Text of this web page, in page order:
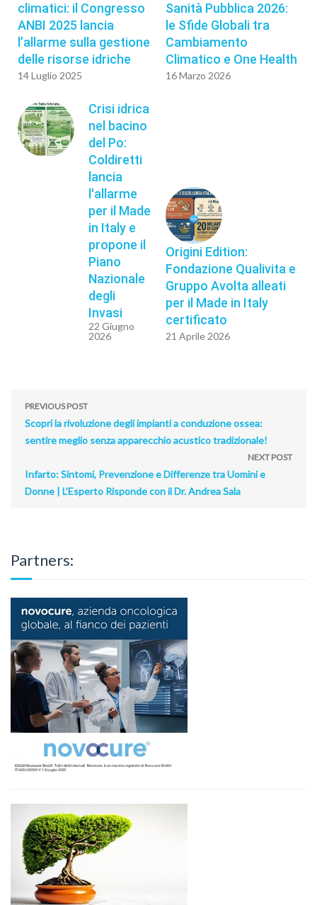
climatici: il Congresso
ANBI 2025 lancia
l’allarme sulla gestione
delle risorse idriche
14 Luglio 2025
Sanità Pubblica 2026:
le Sfide Globali tra
Cambiamento
Climatico e One Health
16 Marzo 2026
Crisi idrica
nel bacino
del Po:
Coldiretti
lancia
l'allarme
per il Made
in Italy e
propone il
Piano
Nazionale
degli
Invasi
22 Giugno
2026
Origini Edition:
Fondazione Qualivita e
Gruppo Avolta alleati
per il Made in Italy
certificato
21 Aprile 2026
PREVIOUS POST
Scopri la rivoluzione degli impianti a conduzione ossea:
sentire meglio senza apparecchio acustico tradizionale!
NEXT POST
Infarto: Sintomi, Prevenzione e Differenze tra Uomini e
Donne | L’Esperto Risponde con il Dr. Andrea Sala
Partners: